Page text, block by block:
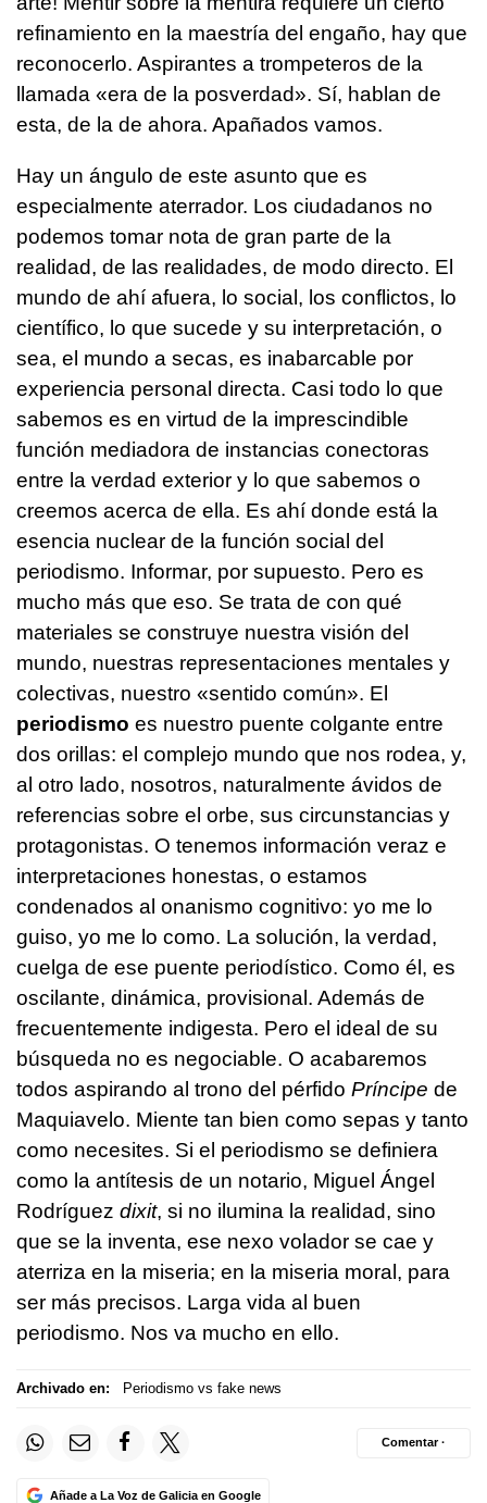
refinamiento en la maestría del engaño, hay que
reconocerlo. Aspirantes a trompeteros de la
llamada «era de la posverdad». Sí, hablan de
esta, de la de ahora. Apañados vamos.
Hay un ángulo de este asunto que es
especialmente aterrador. Los ciudadanos no
podemos tomar nota de gran parte de la
realidad, de las realidades, de modo directo. El
mundo de ahí afuera, lo social, los conflictos, lo
científico, lo que sucede y su interpretación, o
sea, el mundo a secas, es inabarcable por
experiencia personal directa. Casi todo lo que
sabemos es en virtud de la imprescindible
función mediadora de instancias conectoras
entre la verdad exterior y lo que sabemos o
creemos acerca de ella. Es ahí donde está la
esencia nuclear de la función social del
periodismo. Informar, por supuesto. Pero es
mucho más que eso. Se trata de con qué
materiales se construye nuestra visión del
mundo, nuestras representaciones mentales y
colectivas, nuestro «sentido común». El
periodismo es nuestro puente colgante entre
dos orillas: el complejo mundo que nos rodea, y,
al otro lado, nosotros, naturalmente ávidos de
referencias sobre el orbe, sus circunstancias y
protagonistas. O tenemos información veraz e
interpretaciones honestas, o estamos
condenados al onanismo cognitivo: yo me lo
guiso, yo me lo como. La solución, la verdad,
cuelga de ese puente periodístico. Como él, es
oscilante, dinámica, provisional. Además de
frecuentemente indigesta. Pero el ideal de su
búsqueda no es negociable. O acabaremos
todos aspirando al trono del pérfido Príncipe de
Maquiavelo. Miente tan bien como sepas y tanto
como necesites. Si el periodismo se definiera
como la antítesis de un notario, Miguel Ángel
Rodríguez dixit, si no ilumina la realidad, sino
que se la inventa, ese nexo volador se cae y
aterriza en la miseria; en la miseria moral, para
ser más precisos. Larga vida al buen
periodismo. Nos va mucho en ello.
Archivado en: Periodismo vs fake news
Añade a La Voz de Galicia en Google
Comentar ·